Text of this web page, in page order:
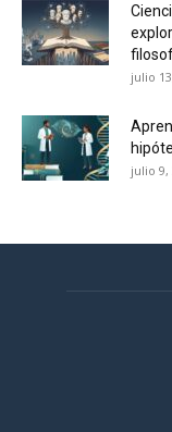
julio
julio 9,